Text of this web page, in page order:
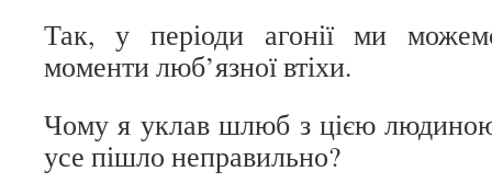
Так, у періоди агонії ми
моменти люб’язної втіхи.
Чому я уклав шлюб з цією
усе пішло неправильно?